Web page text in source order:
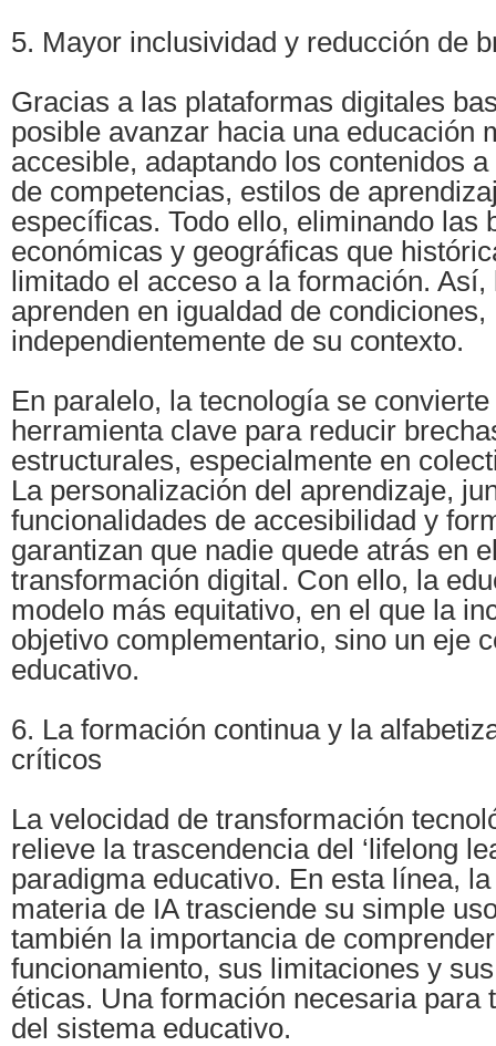
5. Mayor inclusividad y reducción de
Gracias a las plataformas digitales
posible avanzar hacia una educación
accesible, adaptando los contenidos
de competencias, estilos de
específicas. Todo ello, eliminando las
económicas y geográficas que
limitado el acceso a la formación.
aprenden en igualdad de condiciones,
independientemente de su contexto.
En paralelo, la tecnología se convierte
herramienta clave para reducir
estructurales, especialmente en
La personalización del aprendizaje,
funcionalidades de accesibilidad y
garantizan que nadie quede atrás en
transformación digital. Con ello, la
modelo más equitativo, en el que la
objetivo complementario, sino un eje
educativo.
6. La formación continua y la
críticos
La velocidad de transformación
relieve la trascendencia del ‘lifelong
paradigma educativo. En esta línea,
materia de IA trasciende su simple
también la importancia de
funcionamiento, sus limitaciones y
éticas. Una formación necesaria para
del sistema educativo.